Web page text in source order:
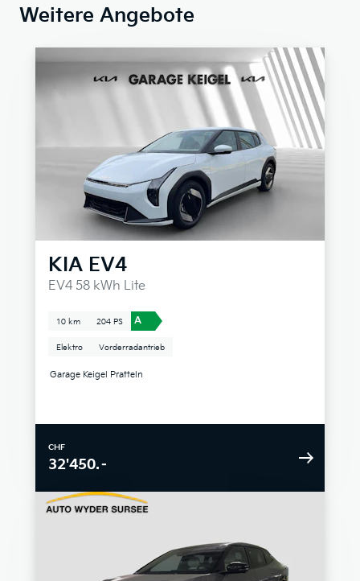
Weitere Angebote
KIA EV4
EV4 58 kWh Lite
10 km 204 PS A
Elektro Vorderradantrieb
Garage Keigel Pratteln
CHF
32'450.–